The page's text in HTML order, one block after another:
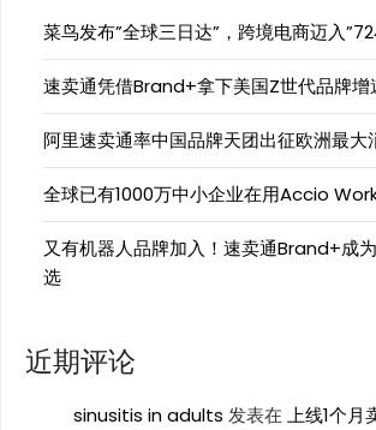
菜鸟发布”全球三日达”，跨境电商迈入
速卖通凭借Brand+拿下美国Z世代品牌增
阿里速卖通率中国品牌天团出征欧洲最大
全球已有1000万中小企业在用Accio
又有机器人品牌加入！速卖通Brand+成
选
近期评论
sinusitis in adults 发表在 上线1个月